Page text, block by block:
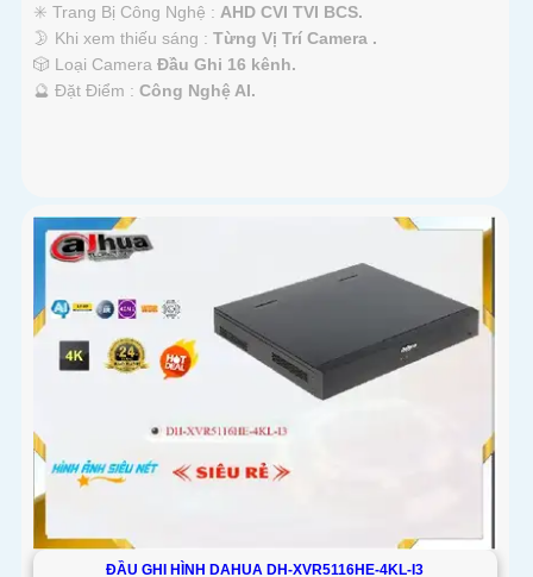
✳️ Trang Bị Công Nghệ : AHD CVI TVI BCS.
🌛 Khi xem thiếu sáng : Từng Vị Trí Camera .
🎲 Loại Camera Đầu Ghi 16 kênh.
️🔮 Đặt Điểm : Công Nghệ AI.
ĐẦU GHI HÌNH DAHUA DH-XVR5116HE-4KL-I3